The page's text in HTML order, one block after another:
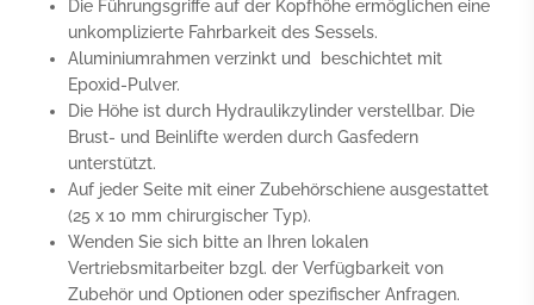
Die Führungsgriffe auf der Kopfhöhe ermöglichen eine
unkomplizierte Fahrbarkeit des Sessels.
Aluminiumrahmen verzinkt und beschichtet mit
Epoxid-Pulver.
Die Höhe ist durch Hydraulikzylinder verstellbar. Die
Brust- und Beinlifte werden durch Gasfedern
unterstützt.
Auf jeder Seite mit einer Zubehörschiene ausgestattet
(25 x 10 mm chirurgischer Typ).
Wenden Sie sich bitte an Ihren lokalen
Vertriebsmitarbeiter bzgl. der Verfügbarkeit von
Zubehör und Optionen oder spezifischer Anfragen.